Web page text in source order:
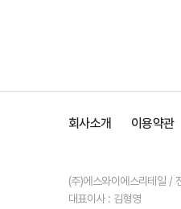
회사소개 이용약관
(주)에스와이에스리테일 /
대표이사 : 김형영